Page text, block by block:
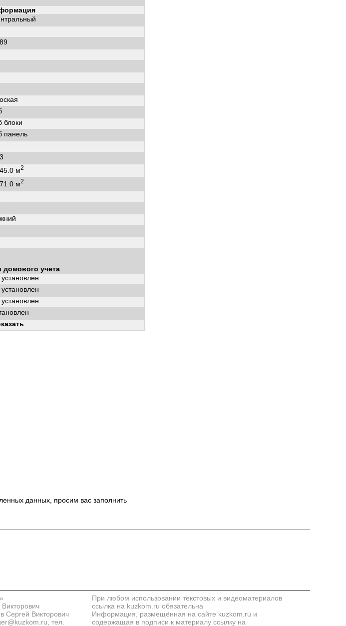
блоки
панель
м2
м2
учета
данных, просим вас заполнить
Сергей Викторович
тел.
При любом использовании текстовых и видеоматериалов
ссылка на kuzkom.ru обязательна
Информация, размещённая на сайте kuzkom.ru и
содержащая в подписи к материалу ссылку на